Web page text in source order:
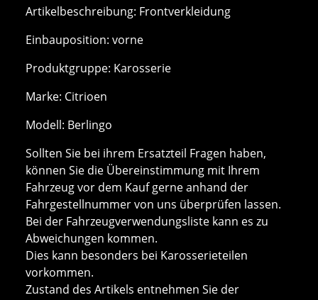
Artikelbeschreibung: Frontverkleidung
Einbauposition: vorne
Produktgruppe: Karosserie
Marke: Citrioen
Modell: Berlingo
Sollten Sie bei ihrem Ersatzteil Fragen haben,
können Sie die Übereinstimmung mit Ihrem
Fahrzeug vor dem Kauf gerne anhand der
Fahrgestellnummer von uns überprüfen lassen.
Bei der Fahrzeugverwendungsliste kann es zu
Abweichungen kommen.
Dies kann besonders bei Karosserieteilen
vorkommen.
Zustand des Artikels entnehmen Sie der